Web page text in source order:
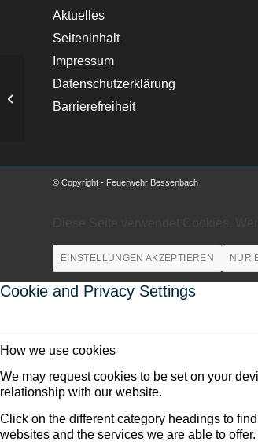
Aktuelles
Seiteninhalt
Impressum
Datenschutzerklärung
Barrierefreiheit
© Copyright - Feuerwehr Bessenbach
EINSTELLUNGEN AKZEPTIEREN NUR
Cookie and Privacy Settings
How we use cookies
We may request cookies to be set on your
relationship with our website.
Click on the different category headings to
websites and the services we are able to offer.